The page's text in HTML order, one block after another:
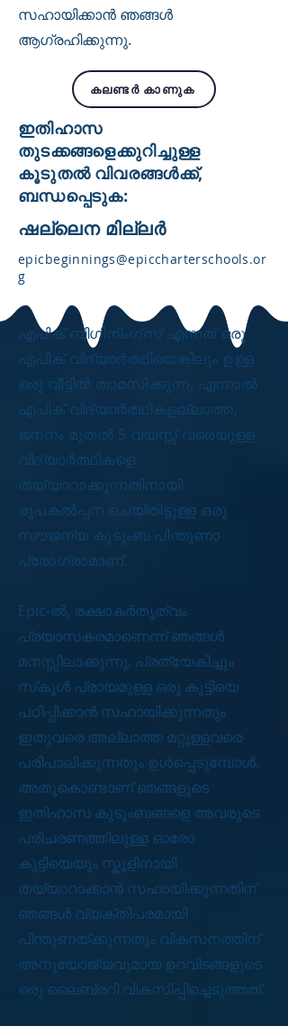
സഹായിക്കാൻ ഞങ്ങൾ
ആഗ്രഹിക്കുന്നു.
കലണ്ടർ കാണുക
ഇതിഹാസ
തുടക്കങ്ങളെക്കുറിച്ചുള്ള
കൂടുതൽ വിവരങ്ങൾക്ക്,
ബന്ധപ്പെടുക:
ഷല്ലെന മില്ലർ
epicbeginnings@epiccharterschools.or
g
എപിക് ബിഗിനിംഗ്സ് എന്നത് ഒരു
എപിക് വിദ്യാർത്ഥിയെങ്കിലും ഉള്ള
ഒരു വീട്ടിൽ താമസിക്കുന്ന, എന്നാൽ
എപിക് വിദ്യാർത്ഥികളല്ലാത്ത,
ജനനം മുതൽ 5 വയസ്സ് വരെയുള്ള
വിദ്യാർത്ഥികളെ
തയ്യാറാക്കുന്നതിനായി
രൂപകൽപ്പന ചെയ്തിട്ടുള്ള ഒരു
സൗജന്യ കുടുംബ പിന്തുണാ
പ്രോഗ്രാമാണ്.
Epic-ൽ, രക്ഷാകർതൃത്വം
പ്രയാസകരമാണെന്ന് ഞങ്ങൾ
മനസ്സിലാക്കുന്നു, പ്രത്യേകിച്ചും
സ്‌കൂൾ പ്രായമുള്ള ഒരു കുട്ടിയെ
പഠിപ്പിക്കാൻ സഹായിക്കുന്നതും
ഇതുവരെ അല്ലാത്ത മറ്റുള്ളവരെ
പരിപാലിക്കുന്നതും ഉൾപ്പെടുമ്പോൾ.
അതുകൊണ്ടാണ് ഞങ്ങളുടെ
ഇതിഹാസ കുടുംബങ്ങളെ അവരുടെ
പരിചരണത്തിലുള്ള ഓരോ
കുട്ടിയെയും സ്കൂളിനായി
തയ്യാറാക്കാൻ സഹായിക്കുന്നതിന്
ഞങ്ങൾ വ്യക്തിപരമായി
പിന്തുണയ്ക്കുന്നതും വികസനത്തിന്
അനുയോജ്യവുമായ ഉറവിടങ്ങളുടെ
ഒരു ലൈബ്രറി വികസിപ്പിച്ചെടുത്തത്.